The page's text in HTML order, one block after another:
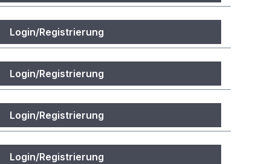
Login/Registrierung
Login/Registrierung
Login/Registrierung
Login/Registrierung